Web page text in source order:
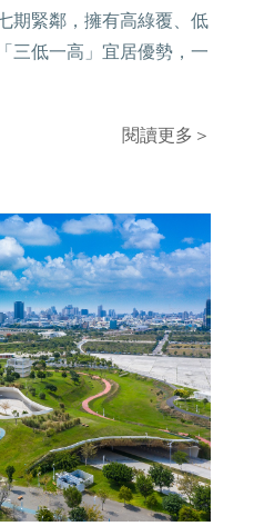
期緊鄰，擁有高綠覆、低
三低一高」宜居優勢，一
閱讀更多＞